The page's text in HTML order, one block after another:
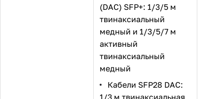
(DAC) SFP+: 1/3/5 м
твинаксиальный
медный и 1/3/5/7 м
активный
твинаксиальный
медный
Кабели SFP28 DAC:
1/3 м твинаксиальная